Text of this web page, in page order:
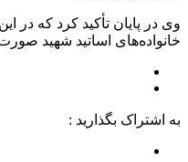
وی در پایان تأکید کرد که در
خانواده‌های اساتید شهید
به اشتراک بگذارید :